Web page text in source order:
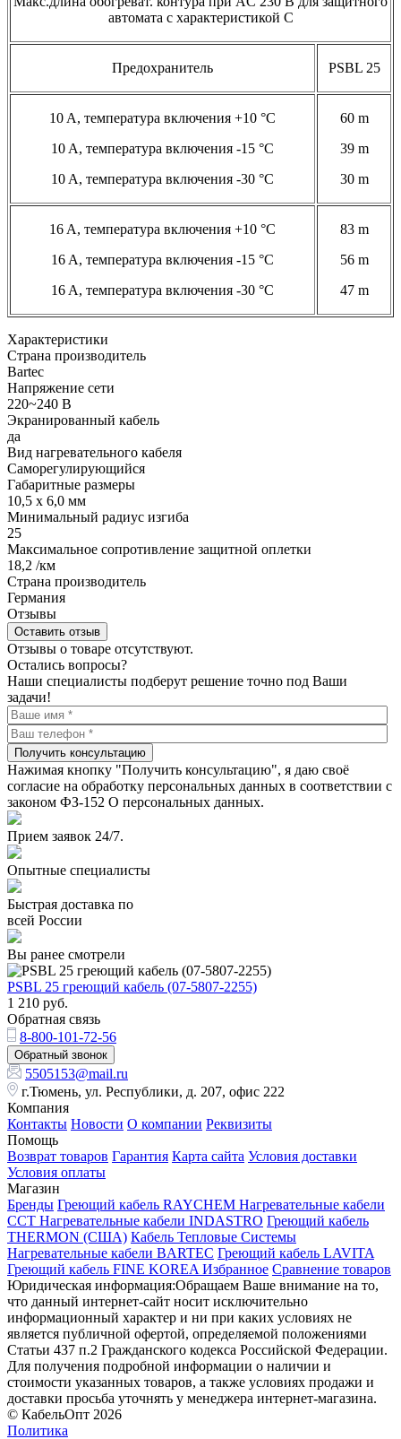
автомата с характеристикой С
Предохранитель PSBL 25
10 A, температура включения +10 °C
10 A, температура включения -15 °C
10 A, температура включения -30 °C
60 m
39 m
30 m
16 A, температура включения +10 °C
16 A, температура включения -15 °C
16 A, температура включения -30 °C
83 m
56 m
47 m
Характеристики
Страна производитель
Bartec
Напряжение сети
220~240 В
Экранированный кабель
да
Вид нагревательного кабеля
Саморегулирующийся
Габаритные размеры
10,5 x 6,0 мм
Минимальный радиус изгиба
25
Максимальное сопротивление защитной оплетки
18,2 /км
Страна производитель
Германия
Отзывы
Оставить отзыв
Отзывы о товаре отсутствуют.
Остались вопросы?
Наши специалисты подберут решение точно под Ваши
задачи!
Получить консультацию
Нажимая кнопку "Получить консультацию", я даю своё
согласие на обработку персональных данных в соответствии с
законом ФЗ-152 О персональных данных.
Прием заявок 24/7.
Опытные специалисты
Быстрая доставка по
всей России
Вы ранее смотрели
PSBL 25 греющий кабель (07-5807-2255)
1 210 руб.
Обратная связь
8-800-101-72-56
Обратный звонок
5505153@mail.ru
г.Тюмень, ул. Республики, д. 207, офис 222
Компания
Контакты Новости О компании Реквизиты
Помощь
Возврат товаров Гарантия Карта сайта Условия доставки
Условия оплаты
Магазин
Бренды Греющий кабель RAYCHEM Нагревательные кабели
ССТ Нагревательные кабели INDASTRO Греющий кабель
THERMON (США) Кабель Тепловые Системы
Нагревательные кабели BARTEC Греющий кабель LAVITA
Греющий кабель FINE KOREA Избранное Сравнение товаров
Юридическая информация:Обращаем Ваше внимание на то,
что данный интернет-сайт носит исключительно
информационный характер и ни при каких условиях не
является публичной офертой, определяемой положениями
Статьи 437 п.2 Гражданского кодекса Российской Федерации.
Для получения подробной информации о наличии и
стоимости указанных товаров, а также условиях продажи и
доставки просьба уточнять у менеджера интернет-магазина.
© КабельОпт 2026
Политика